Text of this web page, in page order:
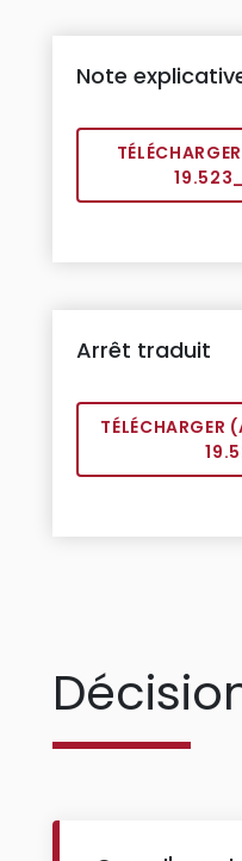
Note
Arrêt traduit
TÉLÉCHARGER (